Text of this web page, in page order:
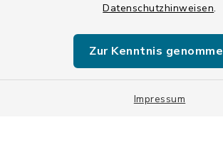
Datenschutzhinweisen.
Zur Kenntnis
Impressum
ISIS 12
Sitemap